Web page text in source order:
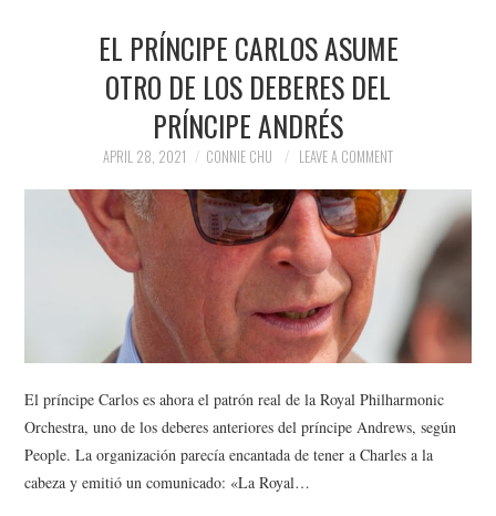
POLITICS
SOCIETY
SPORTS
TECHNOLOGY
EL PRÍNCIPE CARLOS ASUME
OTRO DE LOS DEBERES DEL
PRÍNCIPE ANDRÉS
APRIL 28, 2021 CONNIE CHU LEAVE A COMMENT
El príncipe Carlos es ahora el patrón real de la Royal Philharmonic
Orchestra, uno de los deberes anteriores del príncipe Andrews, según
People. La organización parecía encantada de tener a Charles a la
cabeza y emitió un comunicado: «La Royal…